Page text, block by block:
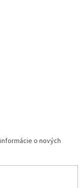
o nových